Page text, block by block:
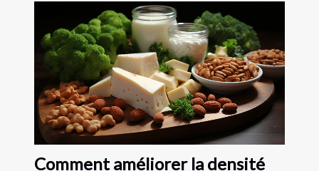
Comment améliorer la densité